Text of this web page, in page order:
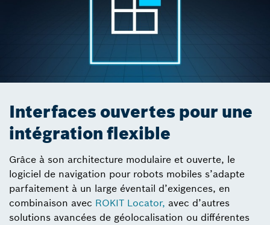
Interfaces ouvertes pour une
intégration flexible
Grâce à son architecture modulaire et ouverte, le
logiciel de navigation pour robots mobiles s’adapte
parfaitement à un large éventail d’exigences, en
combinaison avec ROKIT Locator, avec d’autres
solutions avancées de géolocalisation ou différentes